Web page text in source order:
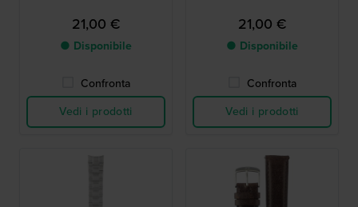
21,00 €
● Disponibile
Confronta
Vedi i prodotti
21,00 €
● Disponibile
Confronta
Vedi i prodotti